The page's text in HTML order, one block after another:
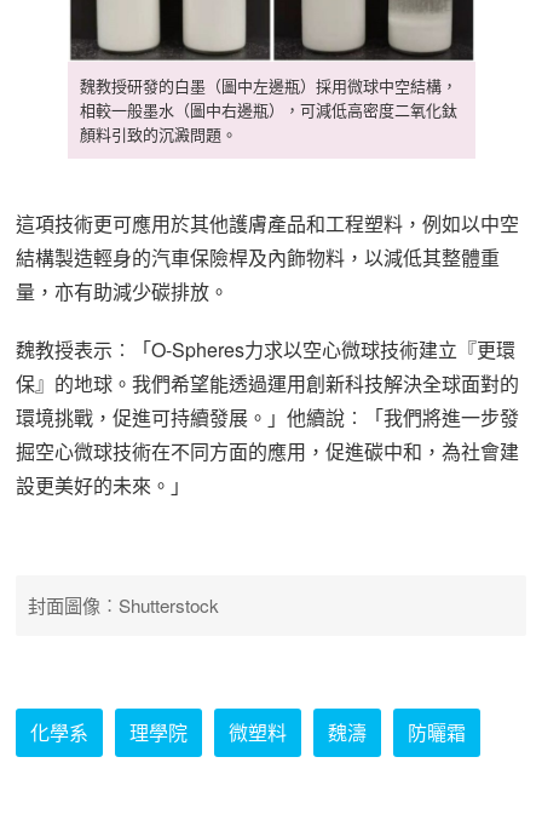
魏教授研發的白墨（圖中左邊瓶）採用微球中空結構，
相較一般墨水（圖中右邊瓶），可減低高密度二氧化鈦
顏料引致的沉澱問題。
這項技術更可應用於其他護膚產品和工程塑料，例如以中空
結構製造輕身的汽車保險桿及內飾物料，以減低其整體重
量，亦有助減少碳排放。
魏教授表示︰「O-Spheres力求以空心微球技術建立『更環
保』的地球。我們希望能透過運用創新科技解決全球面對的
環境挑戰，促進可持續發展。」他續說︰「我們將進一步發
掘空心微球技術在不同方面的應用，促進碳中和，為社會建
設更美好的未來。」
封面圖像︰Shutterstock
化學系 理學院 微塑料 魏濤 防曬霜